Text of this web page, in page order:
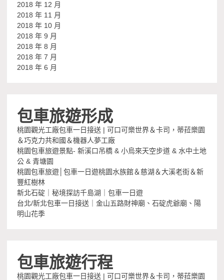
2018 年 12 月
2018 年 11 月
2018 年 10 月
2018 年 9 月
2018 年 8 月
2018 年 7 月
2018 年 6 月
包車旅遊形成
桃園觀光工廠包車一日接送 | 可口可樂世界＆卡司，蒂菈樂園
＆巧克力共和國＆機器人夢工廠
桃園包車旅遊景點- 新溪口吊橋 & 小烏來天空步道 & 水中土地
公 & 青塘園
桃園包車旅遊│包車一日遊桃園水族館＆慈湖＆大溪老街＆新
豐紅樹林
新北石碇｜秘境探訪千島湖｜包車一日遊
台北/新北包車一日接送｜金山五路財神廟、石碇虎爺廟、陽
明山花季
包車旅遊行程
桃園觀光工廠包車一日接送 | 可口可樂世界＆卡司，蒂菈樂園